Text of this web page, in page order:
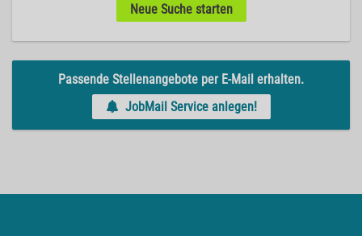
Neue Suche starten
Passende Stellenangebote per E-Mail erhalten.
JobMail Service anlegen!